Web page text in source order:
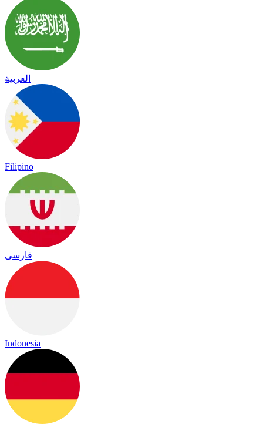
العربية
Filipino
فارسی
Indonesia